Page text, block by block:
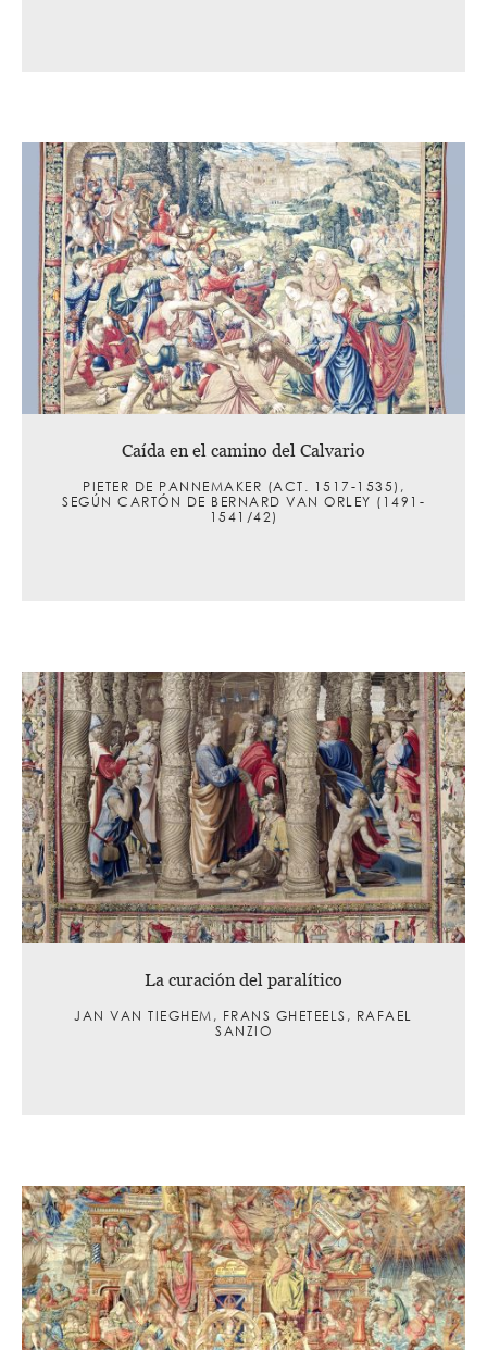
Caída en el camino del Calvario
PIETER DE PANNEMAKER (ACT. 1517-1535),
SEGÚN CARTÓN DE BERNARD VAN ORLEY (1491-
1541/42)
La curación del paralítico
JAN VAN TIEGHEM, FRANS GHETEELS, RAFAEL
SANZIO